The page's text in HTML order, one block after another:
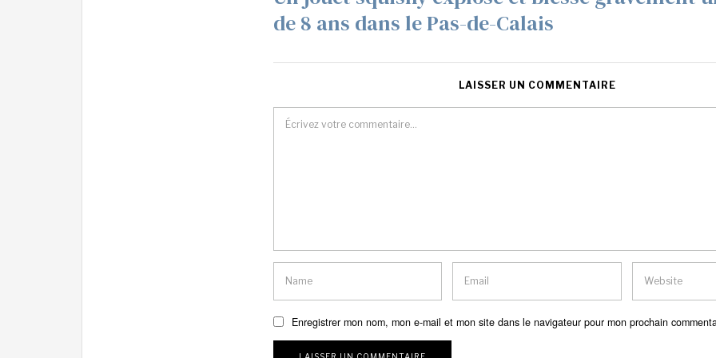
de 8 ans dans le Pas-de-Calais
LAISSER UN COMMENTAIRE
Enregistrer mon nom, mon e-mail et mon site dans le navigateur pour mon prochain